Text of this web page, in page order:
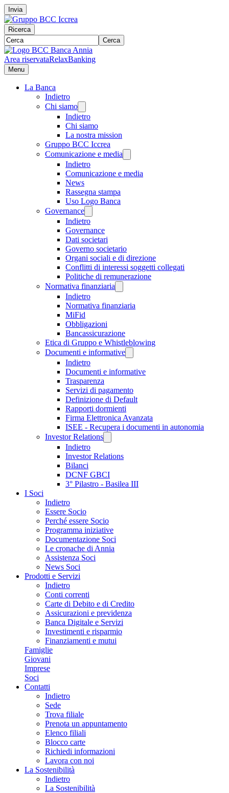
Invia
Ricerca
Cerca
Area riservataRelaxBanking
Menu
La Banca
Indietro
Chi siamo
Indietro
Chi siamo
La nostra mission
Gruppo BCC Iccrea
Comunicazione e media
Indietro
Comunicazione e media
News
Rassegna stampa
Uso Logo Banca
Governance
Indietro
Governance
Dati societari
Governo societario
Organi sociali e di direzione
Conflitti di interessi soggetti collegati
Politiche di remunerazione
Normativa finanziaria
Indietro
Normativa finanziaria
MiFid
Obbligazioni
Bancassicurazione
Etica di Gruppo e Whistleblowing
Documenti e informative
Indietro
Documenti e informative
Trasparenza
Servizi di pagamento
Definizione di Default
Rapporti dormienti
Firma Elettronica Avanzata
ISEE - Recupera i documenti in autonomia
Investor Relations
Indietro
Investor Relations
Bilanci
DCNF GBCI
3° Pilastro - Basilea III
I Soci
Indietro
Essere Socio
Perché essere Socio
Programma iniziative
Documentazione Soci
Le cronache di Annia
Assistenza Soci
News Soci
Prodotti e Servizi
Indietro
Conti correnti
Carte di Debito e di Credito
Assicurazioni e previdenza
Banca Digitale e Servizi
Investimenti e risparmio
Finanziamenti e mutui
Famiglie
Giovani
Imprese
Soci
Contatti
Indietro
Sede
Trova filiale
Prenota un appuntamento
Elenco filiali
Blocco carte
Richiedi informazioni
Lavora con noi
La Sostenibilità
Indietro
La Sostenibilità